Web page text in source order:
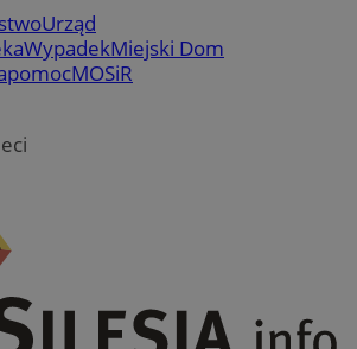
Urząd
WypadekMiejski Dom
pomocMOSiR